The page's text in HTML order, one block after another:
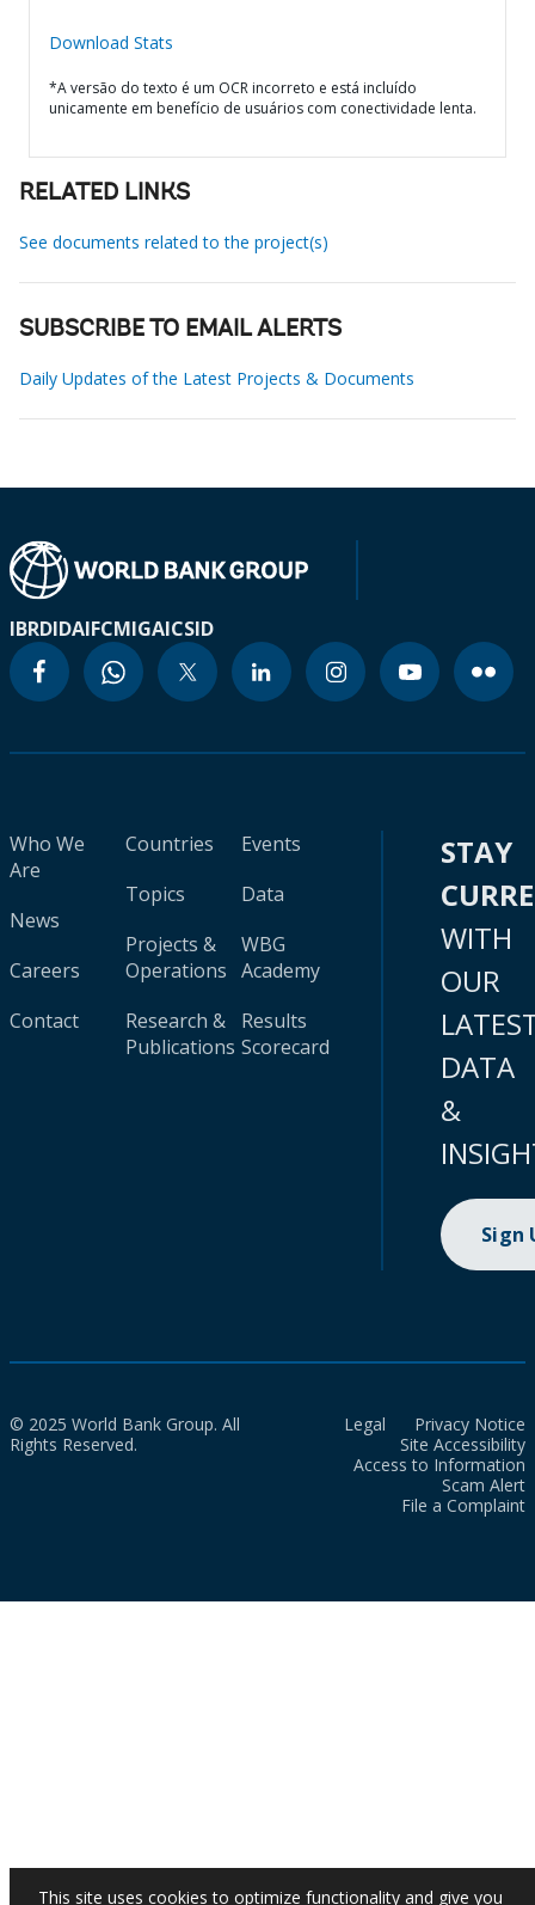
Download Stats
*A versão do texto é um OCR incorreto e está incluído
unicamente em benefício de usuários com conectividade lenta.
RELATED LINKS
See documents related to the project(s)
SUBSCRIBE TO EMAIL ALERTS
Daily Updates of the Latest Projects & Documents
IBRDIDAIFCMIGAICSID
Who We
Are
News
Careers
Contact
Countries
Topics
Projects &
Operations
Research &
Publications
Events
Data
WBG
Academy
Results
Scorecard
STAY
WITH
OUR
DATA
&
Sign
© 2025 World Bank Group. All
Rights Reserved.
Legal
Privacy Notice
Site Accessibility
Access to Information
Scam Alert
File a Complaint
This site uses cookies to optimize functionality and give you